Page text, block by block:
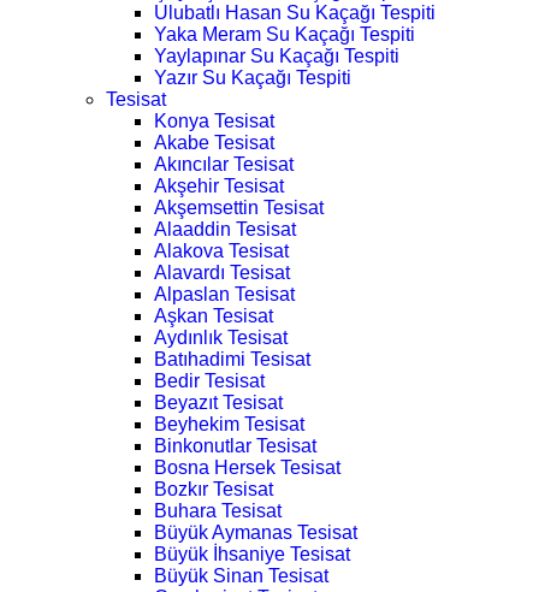
Ulubatlı Hasan Su Kaçağı Tespiti
Yaka Meram Su Kaçağı Tespiti
Yaylapınar Su Kaçağı Tespiti
Yazır Su Kaçağı Tespiti
Tesisat
Konya Tesisat
Akabe Tesisat
Akıncılar Tesisat
Akşehir Tesisat
Akşemsettin Tesisat
Alaaddin Tesisat
Alakova Tesisat
Alavardı Tesisat
Alpaslan Tesisat
Aşkan Tesisat
Aydınlık Tesisat
Batıhadimi Tesisat
Bedir Tesisat
Beyazıt Tesisat
Beyhekim Tesisat
Binkonutlar Tesisat
Bosna Hersek Tesisat
Bozkır Tesisat
Buhara Tesisat
Büyük Aymanas Tesisat
Büyük İhsaniye Tesisat
Büyük Sinan Tesisat